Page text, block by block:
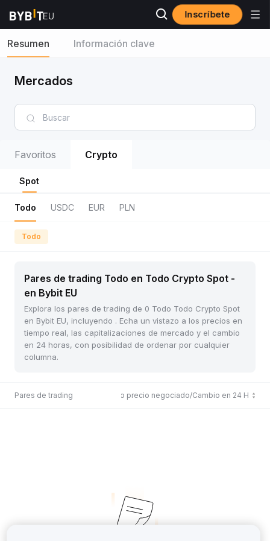
Inscríbete
Resumen Información clave
Mercados
Favoritos Crypto
Spot
Todo USDC EUR PLN
Todo
Pares de trading Todo en Todo Crypto Spot -
en Bybit EU
Explora los pares de trading de 0 Todo Todo Crypto Spot
en Bybit EU, incluyendo . Echa un vistazo a los precios en
tiempo real, las capitalizaciones de mercado y el cambio
en 24 horas, con posibilidad de ordenar por cualquier
columna.
Pares de trading Último precio negociado/Cambio en 24 H